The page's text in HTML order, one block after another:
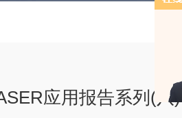
应用报告系列(